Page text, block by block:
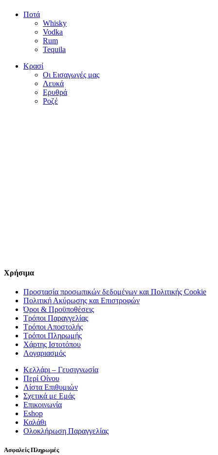
Ποτά
Whisky
Vodka
Rum
Tequila
Κρασί
Οι Εισαγωγές μας
Λευκά
Ερυθρά
Ροζέ
Χρήσιμα
Προστασία προσωπικών δεδομένων και Πολιτικής Cookie
Πολιτική Ακύρωσης και Επιστροφών
Όροι & Προϋποθέσεις
Τρόποι Παραγγελίας
Τρόποι Αποστολής
Τρόποι Πληρωμής
Χάρτης Ιστοτόπου
Λογαριασμός
Κελλάρι – Γευσιγνωσία
Περί Οίνου
Λίστα Επιθυμιών
Σχετικά με Εμάς
Επικοινωνία
Eshop
Καλάθι
Ολοκλήρωση Παραγγελίας
Ασφαλείς Πληρωμές